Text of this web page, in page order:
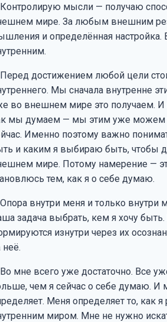
мысли — получаю
мире. За любым внешним
и определённая настройка.
достижением любой цели
Мы сначала внутренне
во внешнем мире это получаем. И
мы думаем — мы этим уже можем
Именно поэтому важно
и каким я выбираю быть, чтобы
мире. Потому намерение —
тем, как я о себе думаю.
внутри меня и только внутри
задача выбрать, кем я хочу
изнутри через их
неё.
мне всего уже достаточно. Все
чем я сейчас о себе думаю. И
Меня определяет то, как
миром. Мне не нужно